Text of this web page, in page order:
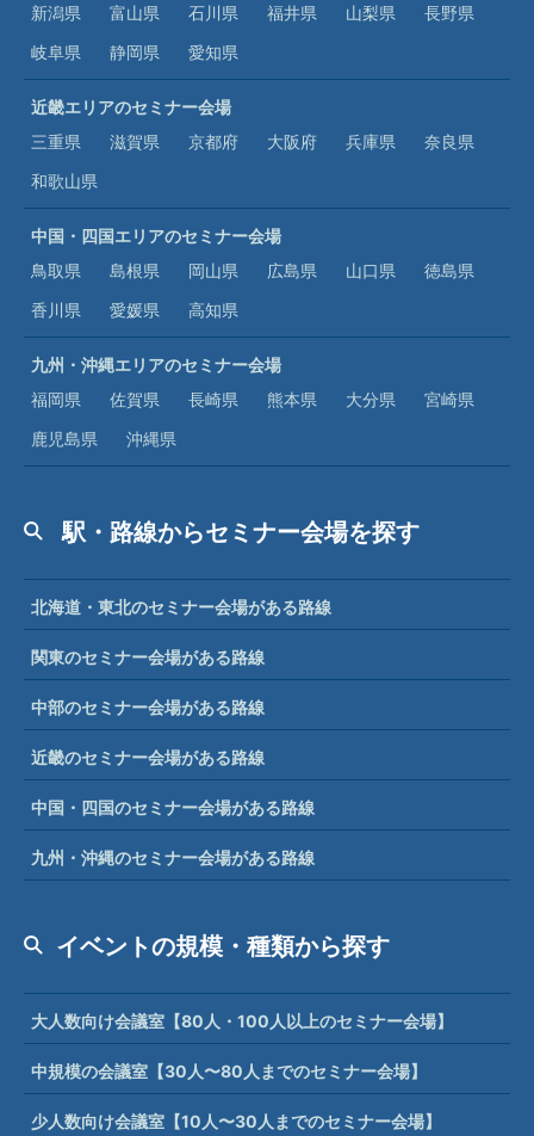
新潟県
富山県 石川県 福井県 山梨県
長野県
岐阜県
静岡県 愛知県
近畿エリアのセミナー会場
三重県
滋賀県 京都府 大阪府 兵庫県
奈良県
和歌山県
中国・四国エリアのセミナー会場
鳥取県
島根県 岡山県 広島県 山口県
徳島県
香川県
愛媛県 高知県
九州・沖縄エリアのセミナー会場
福岡県
佐賀県 長崎県 熊本県 大分県
宮崎県
鹿児島県
沖縄県
駅・路線からセミナー会場を探す
北海道・東北のセミナー会場がある路線
関東のセミナー会場がある路線
中部のセミナー会場がある路線
近畿のセミナー会場がある路線
中国・四国のセミナー会場がある路線
九州・沖縄のセミナー会場がある路線
イベントの規模・種類から探す
大人数向け会議室【80人・100人以上のセミナー会場】
中規模の会議室【30人〜80人までのセミナー会場】
少人数向け会議室【10人〜30人までのセミナー会場】